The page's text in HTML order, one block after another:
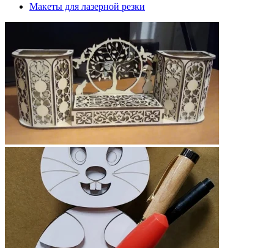
Макеты для лазерной резки